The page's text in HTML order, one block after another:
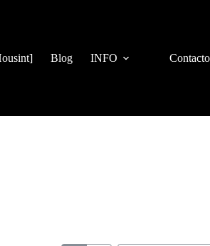
Blog INFO Contacto